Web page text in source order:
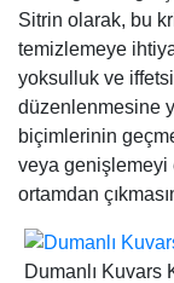
Sitrin olarak, bu
temizlemeye
yoksulluk ve
düzenlenmesine
biçimlerinin
veya
ortamdan
Dumanlı Kuvars